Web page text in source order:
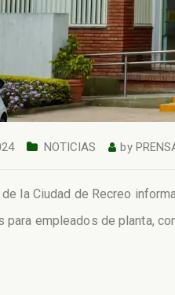
NOTICIAS by
de la Ciudad de Recreo
para empleados de planta,